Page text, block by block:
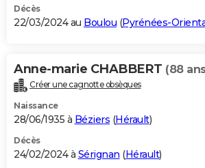
Décès
22/03/2024 au Boulou (Pyrénées-
Anne-marie CHABBERT (88
Créer une cagnotte obsèques
Naissance
28/06/1935 à Béziers (Hérault)
Décès
24/02/2024 à Sérignan (Hérault)